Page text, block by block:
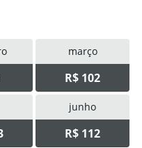
março
R$ 102
junho
R$ 112